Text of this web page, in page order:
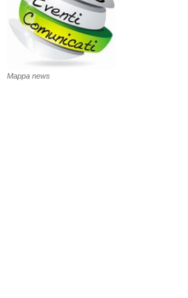
Mappa news